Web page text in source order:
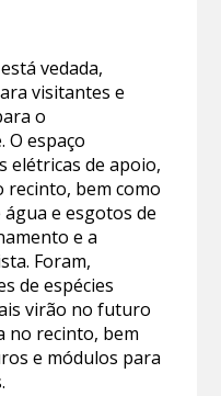
vedada,
visitantes e
o
O espaço
de apoio,
recinto, bem como
e esgotos de
e a
Foram,
de espécies
virão no futuro
no recinto, bem
e módulos para